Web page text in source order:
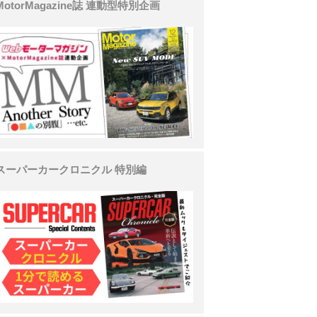
誌 連動型特別企画
ーパーカークロニクル 特別編